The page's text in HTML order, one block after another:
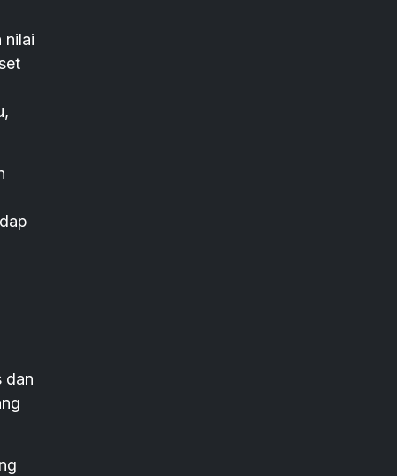
nilai
dan